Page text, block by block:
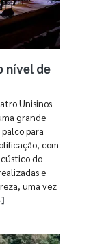
nível de
Unisinos
grande
para
com
do
e
uma vez